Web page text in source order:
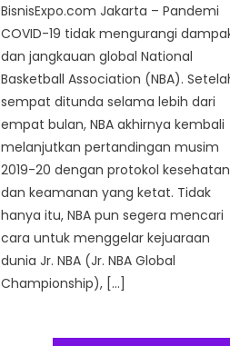
BisnisExpo.com Jakarta – Pandemi
COVID-19 tidak mengurangi
dan jangkauan global National
Basketball Association (NBA).
sempat ditunda selama lebih dari
empat bulan, NBA akhirnya kembali
melanjutkan pertandingan musim
2019-20 dengan protokol kesehatan
dan keamanan yang ketat. Tidak
hanya itu, NBA pun segera mencari
cara untuk menggelar kejuaraan
dunia Jr. NBA (Jr. NBA Global
Championship), […]